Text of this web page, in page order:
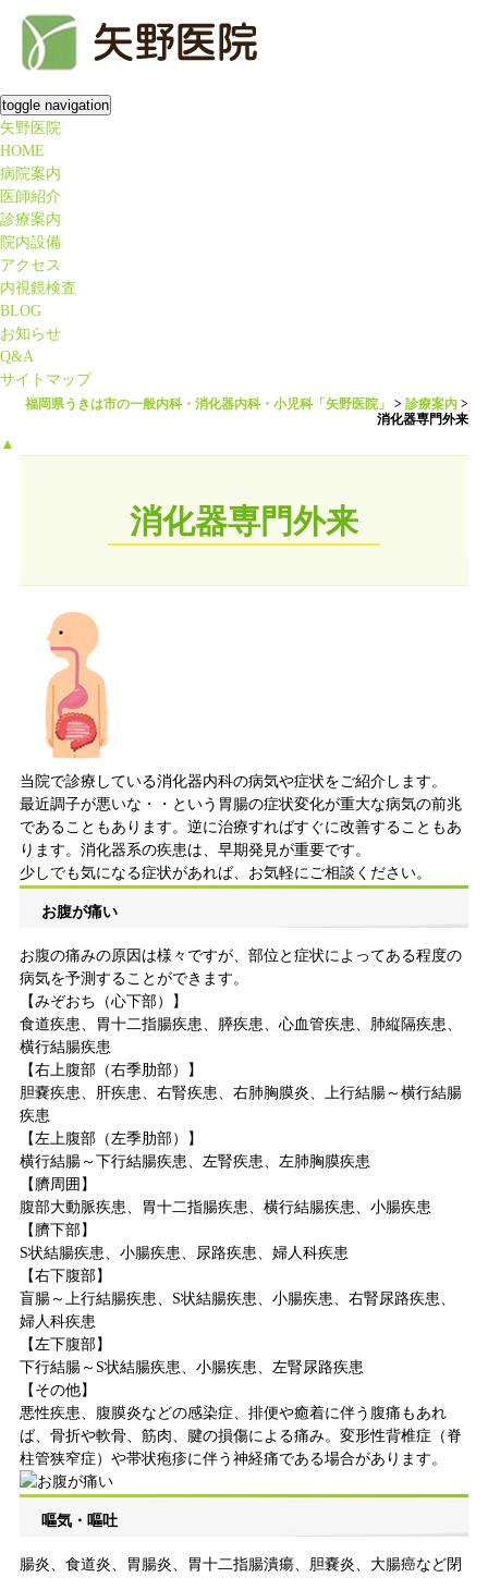
toggle navigation
矢野医院
HOME
病院案内
医師紹介
診療案内
院内設備
アクセス
内視鏡検査
BLOG
お知らせ
Q&A
サイトマップ
福岡県うきは市の一般内科・消化器内科・小児科「矢野医院」 >診療案内 >
消化器専門外来
▲
消化器専門外来
当院で診療している消化器内科の病気や症状をご紹介します。
最近調子が悪いな・・という胃腸の症状変化が重大な病気の前兆
であることもあります。逆に治療すればすぐに改善することもあ
ります。消化器系の疾患は、早期発見が重要です。
少しでも気になる症状があれば、お気軽にご相談ください。
お腹が痛い
お腹の痛みの原因は様々ですが、部位と症状によってある程度の
病気を予測することができます。
【みぞおち（心下部）】
食道疾患、胃十二指腸疾患、膵疾患、心血管疾患、肺縦隔疾患、
横行結腸疾患
【右上腹部（右季肋部）】
胆嚢疾患、肝疾患、右腎疾患、右肺胸膜炎、上行結腸～横行結腸
疾患
【左上腹部（左季肋部）】
横行結腸～下行結腸疾患、左腎疾患、左肺胸膜疾患
【臍周囲】
腹部大動脈疾患、胃十二指腸疾患、横行結腸疾患、小腸疾患
【臍下部】
S状結腸疾患、小腸疾患、尿路疾患、婦人科疾患
【右下腹部】
盲腸～上行結腸疾患、S状結腸疾患、小腸疾患、右腎尿路疾患、
婦人科疾患
【左下腹部】
下行結腸～S状結腸疾患、小腸疾患、左腎尿路疾患
【その他】
悪性疾患、腹膜炎などの感染症、排便や癒着に伴う腹痛もあれ
ば、骨折や軟骨、筋肉、腱の損傷による痛み。変形性背椎症（脊
柱管狭窄症）や帯状疱疹に伴う神経痛である場合があります。
嘔気・嘔吐
腸炎、食道炎、胃腸炎、胃十二指腸潰瘍、胆嚢炎、大腸癌など閉